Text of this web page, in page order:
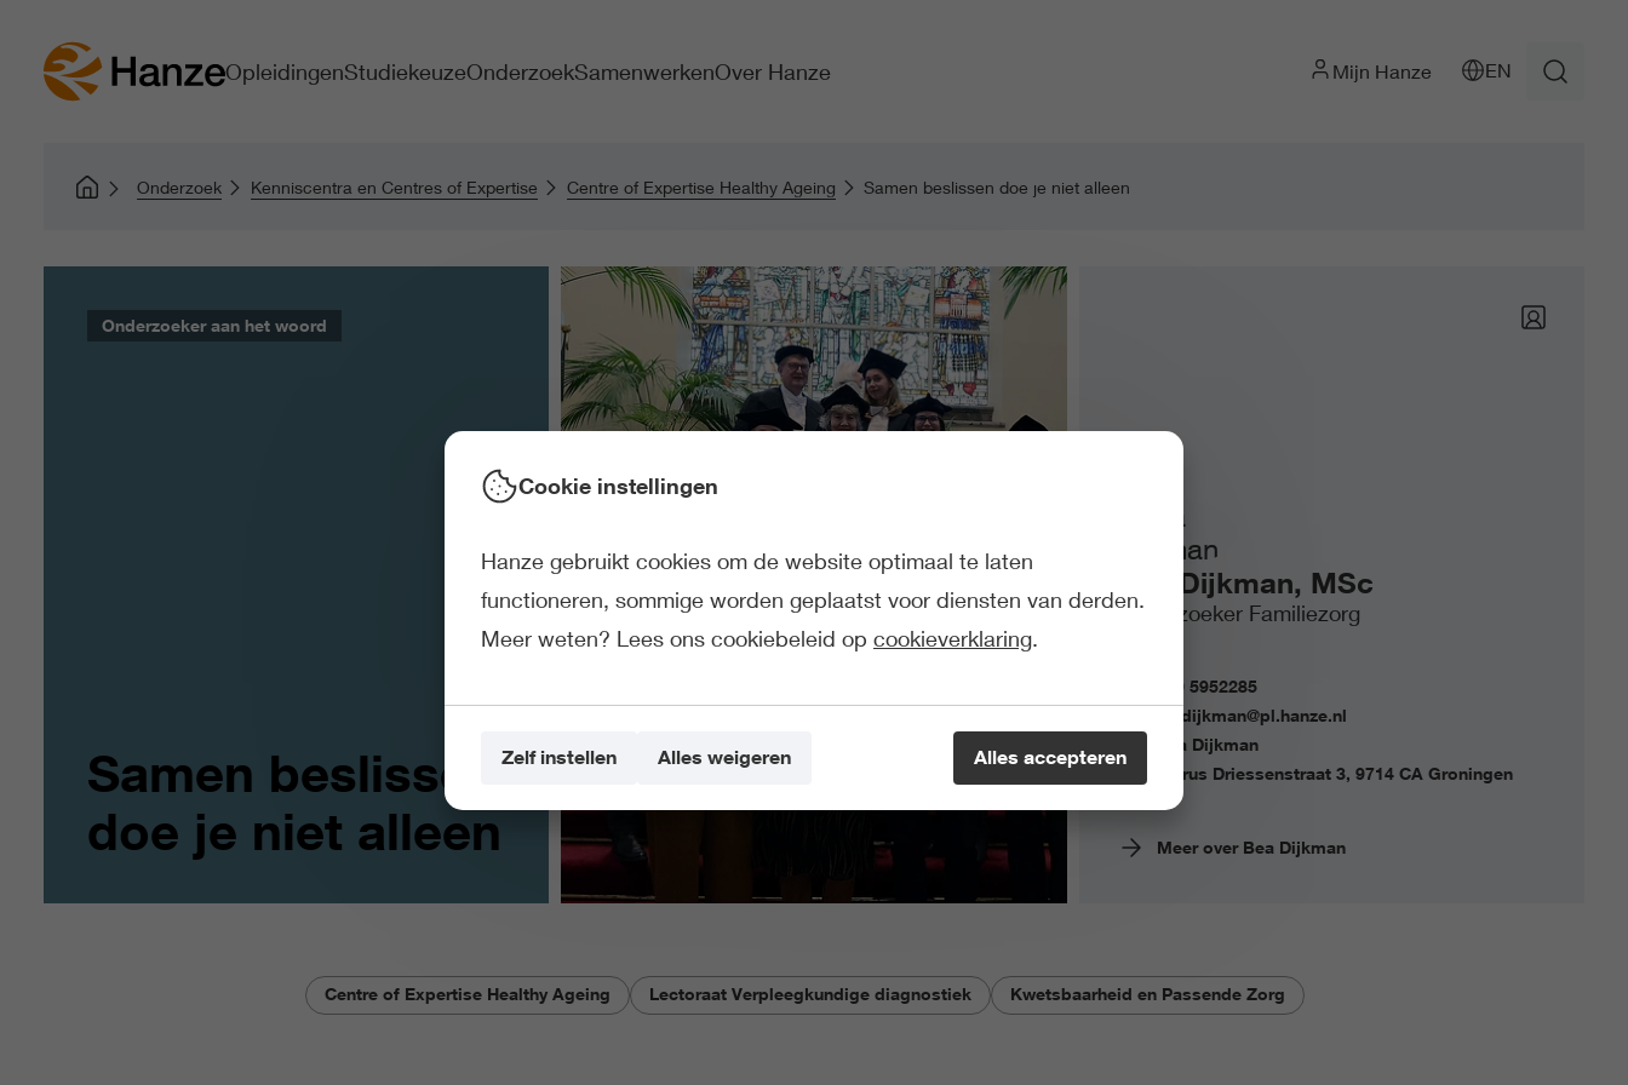
OpleidingenStudiekeuzeOnderzoekSamenwerkenOver Hanze Mijn Hanze EN
Onderzoek Kenniscentra en Centres of Expertise Centre of Expertise Healthy Ageing Samen beslissen doe je niet alleen
Samen beslissen
doe je niet alleen
Onderzoeker aan het woord
Bea Dijkman, MSc
Onderzoeker Familiezorg
050 5952285
b.l.dijkman@pl.hanze.nl
Bea Dijkman
Petrus Driessenstraat 3, 9714 CA Groningen
Meer over Bea Dijkman
Centre of Expertise Healthy Ageing Lectoraat Verpleegkundige diagnostiek Kwetsbaarheid en Passende Zorg
Cookie instellingen
Hanze gebruikt cookies om de website optimaal te laten
functioneren, sommige worden geplaatst voor diensten van derden.
Meer weten? Lees ons cookiebeleid op cookieverklaring.
Alles accepteren
Zelf instellen Alles weigeren